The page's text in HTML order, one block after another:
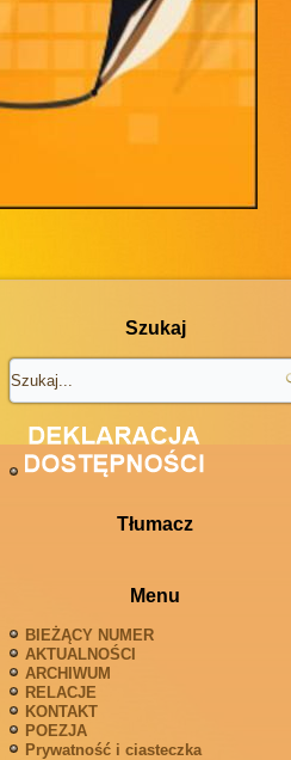
Szukaj
Tłumacz
Menu
BIEŻĄCY NUMER
AKTUALNOŚCI
ARCHIWUM
RELACJE
KONTAKT
POEZJA
Prywatność i ciasteczka